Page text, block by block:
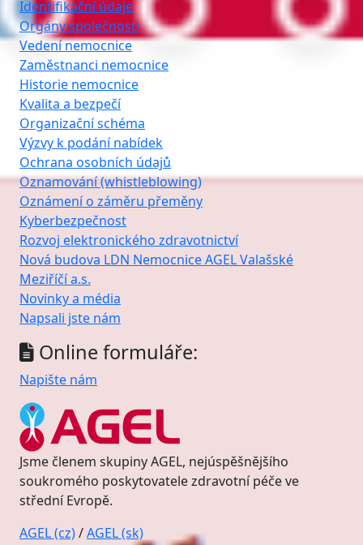
Identifikační údaje
Orgány společnosti
Vedení nemocnice
Zaměstnanci nemocnice
Historie nemocnice
Kvalita a bezpečí
Organizační schéma
Výzvy k podání nabídek
Ochrana osobních údajů
Oznamování (whistleblowing)
Oznámení o záměru přeměny
Kyberbezpečnost
Rozvoj elektronického zdravotnictví
Nová budova LDN Nemocnice AGEL Valašské
Meziříčí a.s.
Novinky a média
Napsali jste nám
Online formuláře:
Napište nám
Jsme členem skupiny AGEL, nejúspěšnějšího
soukromého poskytovatele zdravotní péče ve
střední Evropě.
AGEL (cz)/AGEL (sk)